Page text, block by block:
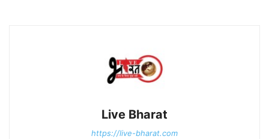
Live Bharat
https://live-bharat.com